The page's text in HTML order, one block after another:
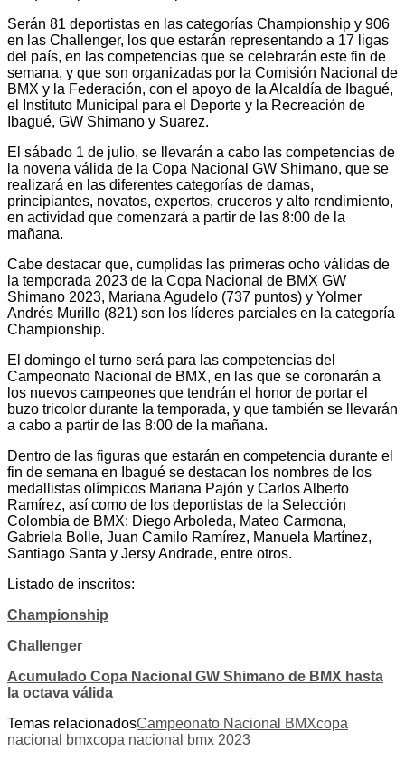
Serán 81 deportistas en las categorías Championship y 906
en las Challenger, los que estarán representando a 17 ligas
del país, en las competencias que se celebrarán este fin de
semana, y que son organizadas por la Comisión Nacional de
BMX y la Federación, con el apoyo de la Alcaldía de Ibagué,
el Instituto Municipal para el Deporte y la Recreación de
Ibagué, GW Shimano y Suarez.
El sábado 1 de julio, se llevarán a cabo las competencias de
la novena válida de la Copa Nacional GW Shimano, que se
realizará en las diferentes categorías de damas,
principiantes, novatos, expertos, cruceros y alto rendimiento,
en actividad que comenzará a partir de las 8:00 de la
mañana.
Cabe destacar que, cumplidas las primeras ocho válidas de
la temporada 2023 de la Copa Nacional de BMX GW
Shimano 2023, Mariana Agudelo (737 puntos) y Yolmer
Andrés Murillo (821) son los líderes parciales en la categoría
Championship.
El domingo el turno será para las competencias del
Campeonato Nacional de BMX, en las que se coronarán a
los nuevos campeones que tendrán el honor de portar el
buzo tricolor durante la temporada, y que también se llevarán
a cabo a partir de las 8:00 de la mañana.
Dentro de las figuras que estarán en competencia durante el
fin de semana en Ibagué se destacan los nombres de los
medallistas olímpicos Mariana Pajón y Carlos Alberto
Ramírez, así como de los deportistas de la Selección
Colombia de BMX: Diego Arboleda, Mateo Carmona,
Gabriela Bolle, Juan Camilo Ramírez, Manuela Martínez,
Santiago Santa y Jersy Andrade, entre otros.
Listado de inscritos:
Championship
Challenger
Acumulado Copa Nacional GW Shimano de BMX hasta
la octava válida
Temas relacionadosCampeonato Nacional BMXcopa
nacional bmxcopa nacional bmx 2023